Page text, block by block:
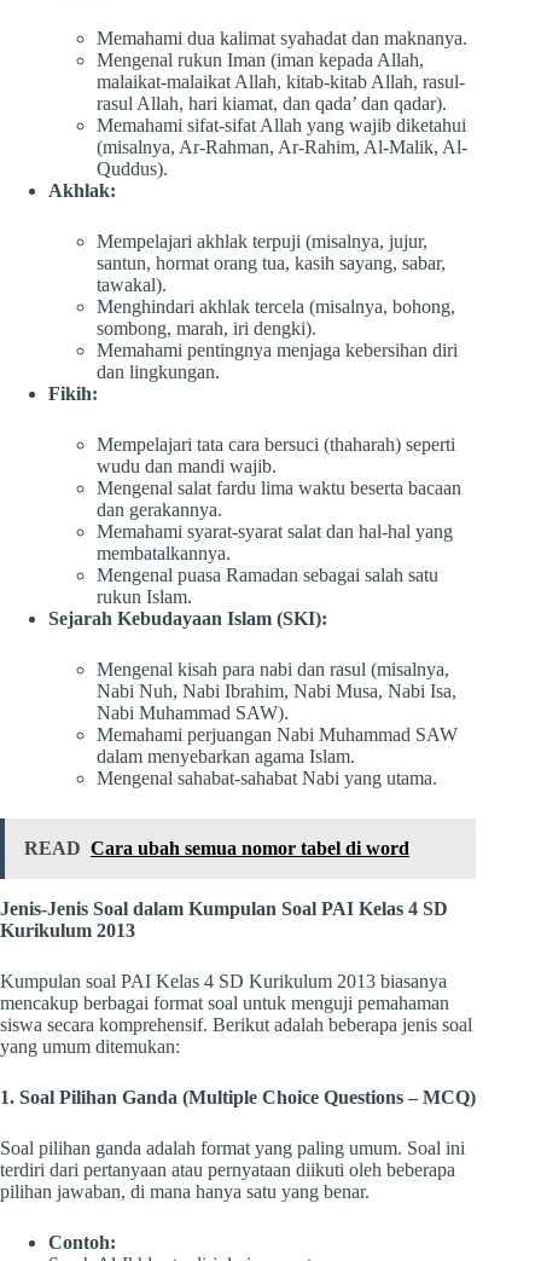
Memahami dua kalimat syahadat dan maknanya.
Mengenal rukun Iman (iman kepada Allah,
malaikat-malaikat Allah, kitab-kitab Allah, rasul-
rasul Allah, hari kiamat, dan qada’ dan qadar).
Memahami sifat-sifat Allah yang wajib diketahui
(misalnya, Ar-Rahman, Ar-Rahim, Al-Malik, Al-
Quddus).
Akhlak:
Mempelajari akhlak terpuji (misalnya, jujur,
santun, hormat orang tua, kasih sayang, sabar,
tawakal).
Menghindari akhlak tercela (misalnya, bohong,
sombong, marah, iri dengki).
Memahami pentingnya menjaga kebersihan diri
dan lingkungan.
Fikih:
Mempelajari tata cara bersuci (thaharah) seperti
wudu dan mandi wajib.
Mengenal salat fardu lima waktu beserta bacaan
dan gerakannya.
Memahami syarat-syarat salat dan hal-hal yang
membatalkannya.
Mengenal puasa Ramadan sebagai salah satu
rukun Islam.
Sejarah Kebudayaan Islam (SKI):
Mengenal kisah para nabi dan rasul (misalnya,
Nabi Nuh, Nabi Ibrahim, Nabi Musa, Nabi Isa,
Nabi Muhammad SAW).
Memahami perjuangan Nabi Muhammad SAW
dalam menyebarkan agama Islam.
Mengenal sahabat-sahabat Nabi yang utama.
READ Cara ubah semua nomor tabel di word
Jenis-Jenis Soal dalam Kumpulan Soal PAI Kelas 4 SD
Kurikulum 2013
Kumpulan soal PAI Kelas 4 SD Kurikulum 2013 biasanya
mencakup berbagai format soal untuk menguji pemahaman
siswa secara komprehensif. Berikut adalah beberapa jenis soal
yang umum ditemukan:
1. Soal Pilihan Ganda (Multiple Choice Questions – MCQ)
Soal pilihan ganda adalah format yang paling umum. Soal ini
terdiri dari pertanyaan atau pernyataan diikuti oleh beberapa
pilihan jawaban, di mana hanya satu yang benar.
Contoh: